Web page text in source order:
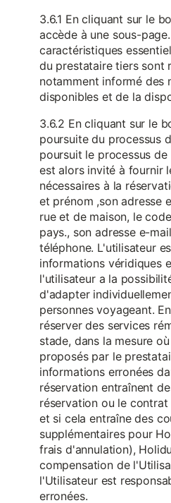
3.6.1 En cliquant sur le
accède à une sous-
caractéristiques
du prestataire tiers sont
notamment informé des
disponibles et de la
3.6.2 En cliquant sur le
poursuite du processus
poursuit le processus
est alors invité à fournir
nécessaires à la
et prénom ,son adresse
rue et de maison, le
pays., son adresse e-
téléphone. L'utilisateur
informations véridiques
l'utilisateur a la
d'adapter
personnes voyageant.
réserver des services
stade, dans la mesure
proposés par le
informations erronées
réservation entraînent
réservation ou le
et si cela entraîne des
supplémentaires pour
frais d'annulation),
compensation de
l'Utilisateur est
erronées.